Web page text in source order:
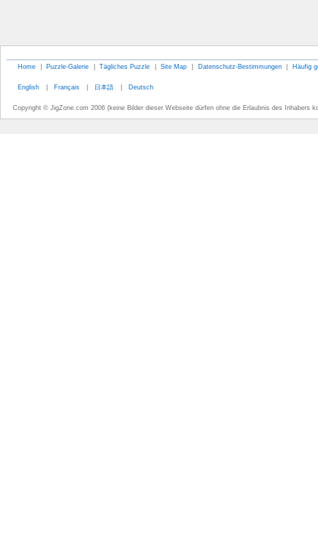
Home | Puzzle-Galerie | Tägliches Puzzle | Site Map | Datenschutz-Bestimmungen | Häufig
English | Français | 日本語 | Deutsch
Copyright © JigZone.com 2006 (keine Bilder dieser Webseite dürfen ohne die Erlaubnis des Inhabers